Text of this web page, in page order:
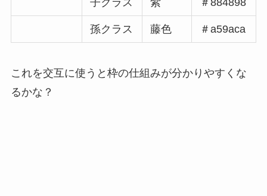
孫クラス 藤色 ＃a59aca
これを交互に使うと枠の仕組みが分かりやすくな
るかな？